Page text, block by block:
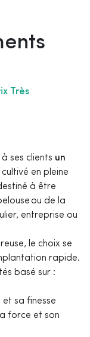
Très
ses clients un
en pleine
à être
ou de la
entreprise ou
le choix se
rapide.
basé sur :
sa finesse
force et son